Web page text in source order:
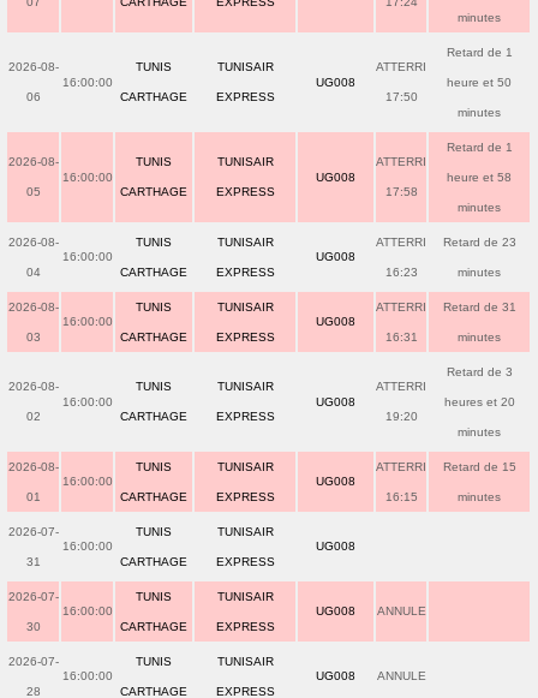
minutes
2026-08-
06
16:00:00
TUNIS
CARTHAGE
TUNISAIR
EXPRESS
UG008
ATTERRI
17:50
Retard de 1
heure et 50
minutes
2026-08-
05
16:00:00
TUNIS
CARTHAGE
TUNISAIR
EXPRESS
UG008
ATTERRI
17:58
Retard de 1
heure et 58
minutes
2026-08-
04
16:00:00
TUNIS
CARTHAGE
TUNISAIR
EXPRESS
UG008
ATTERRI
16:23
Retard de 23
minutes
2026-08-
03
16:00:00
TUNIS
CARTHAGE
TUNISAIR
EXPRESS
UG008
ATTERRI
16:31
Retard de 31
minutes
2026-08-
02
16:00:00
TUNIS
CARTHAGE
TUNISAIR
EXPRESS
UG008
ATTERRI
19:20
Retard de 3
heures et 20
minutes
2026-08-
01
16:00:00
TUNIS
CARTHAGE
TUNISAIR
EXPRESS
UG008
ATTERRI
16:15
Retard de 15
minutes
2026-07-
31
16:00:00
TUNIS
CARTHAGE
TUNISAIR
EXPRESS
UG008
2026-07-
30
16:00:00
TUNIS
CARTHAGE
TUNISAIR
EXPRESS
UG008 ANNULE
2026-07-
28
16:00:00
TUNIS
CARTHAGE
TUNISAIR
EXPRESS
UG008 ANNULE